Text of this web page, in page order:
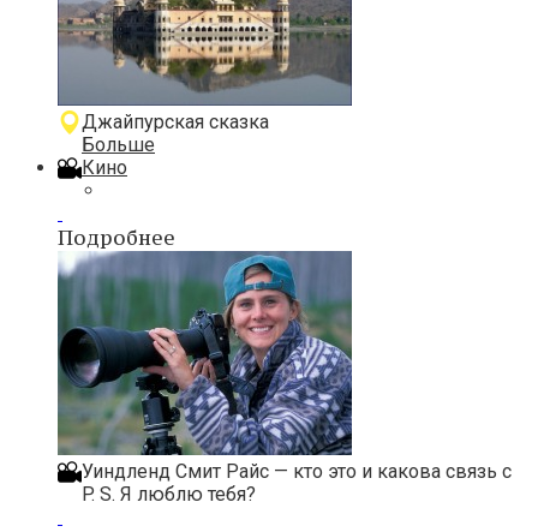
Джайпурская сказка
Больше
Кино
Подробнее
Уиндленд Смит Райс — кто это и какова связь с
P. S. Я люблю тебя?